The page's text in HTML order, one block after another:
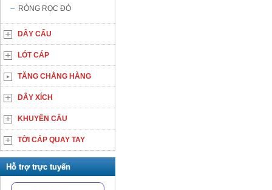
RÒNG RỌC ĐỎ
DÂY CẨU
LÓT CÁP
TĂNG CHẰNG HÀNG
DÂY XÍCH
KHUYÊN CẨU
TỜI CÁP QUAY TAY
Hỗ trợ trực tuyến